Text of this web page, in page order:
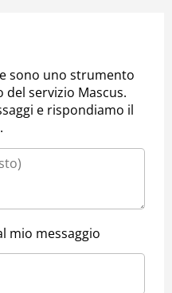
sono uno strumento
servizio Mascus.
e rispondiamo il
mio messaggio